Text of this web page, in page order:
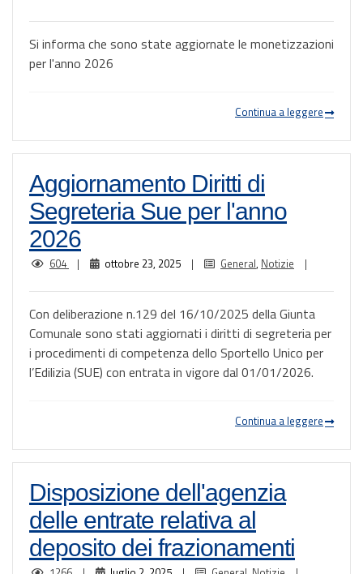
Si informa che sono state aggiornate le monetizzazioni
per l'anno 2026
Continua a leggere
Aggiornamento Diritti di
Segreteria Sue per l'anno
2026
604 | ottobre 23, 2025 | General, Notizie |
Con deliberazione n.129 del 16/10/2025 della Giunta
Comunale sono stati aggiornati i diritti di segreteria per
i procedimenti di competenza dello Sportello Unico per
l’Edilizia (SUE) con entrata in vigore dal 01/01/2026.
Continua a leggere
Disposizione dell'agenzia
delle entrate relativa al
deposito dei frazionamenti